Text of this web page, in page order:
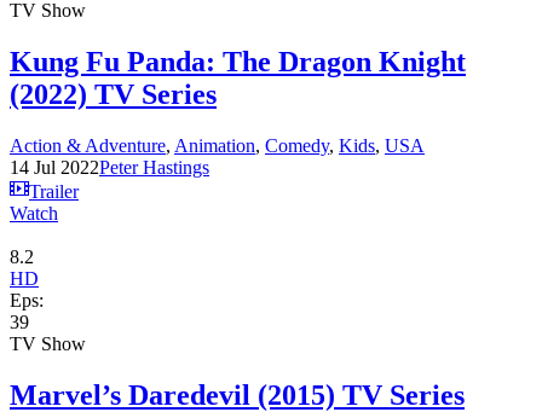
TV Show
Kung Fu Panda: The Dragon Knight
(2022) TV Series
Action & Adventure, Animation, Comedy, Kids, USA
14 Jul 2022Peter Hastings
Trailer
Watch
8.2
HD
Eps:
39
TV Show
Marvel’s Daredevil (2015) TV Series